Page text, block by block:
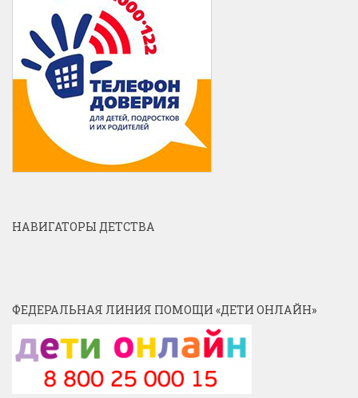
НАВИГАТОРЫ ДЕТСТВА
ФЕДЕРАЛЬНАЯ ЛИНИЯ ПОМОЩИ «ДЕТИ ОНЛАЙН»